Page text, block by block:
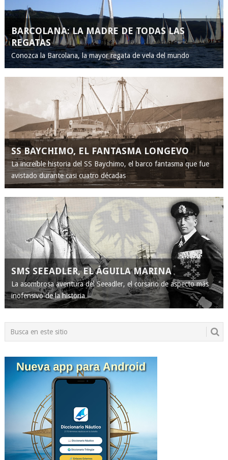
BARCOLANA: LA MADRE DE TODAS LAS
REGATAS
Conozca la Barcolana, la mayor regata de vela del mundo
SS BAYCHIMO, EL FANTASMA LONGEVO
La increíble historia del SS Baychimo, el barco fantasma que fue
avistado durante casi cuatro décadas
SMS SEEADLER, EL ÁGUILA MARINA
La asombrosa aventura del Seeadler, el corsario de aspecto más
inofensivo de la historia